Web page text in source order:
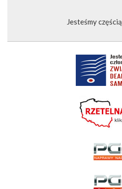
Jesteśmy częścią